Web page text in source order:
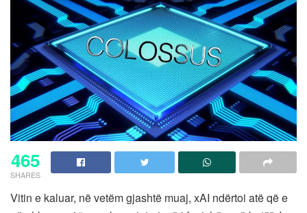
465
SHARES
Vitin e kaluar, në vetëm gjashtë muaj, xAI ndërtoi atë që e